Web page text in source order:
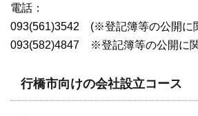
電話：
093(561)3542 (※登記簿等の公開に
093(582)4847 ※登記簿等の公開に
行橋市向けの会社設立コース